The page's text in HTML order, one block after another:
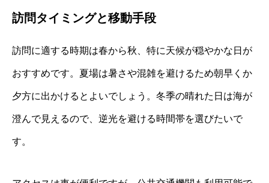
訪問タイミングと移動手段
訪問に適する時期は春から秋、特に天候が穏やかな日が
おすすめです。夏場は暑さや混雑を避けるため朝早くか
夕方に出かけるとよいでしょう。冬季の晴れた日は海が
澄んで見えるので、逆光を避ける時間帯を選びたいで
す。